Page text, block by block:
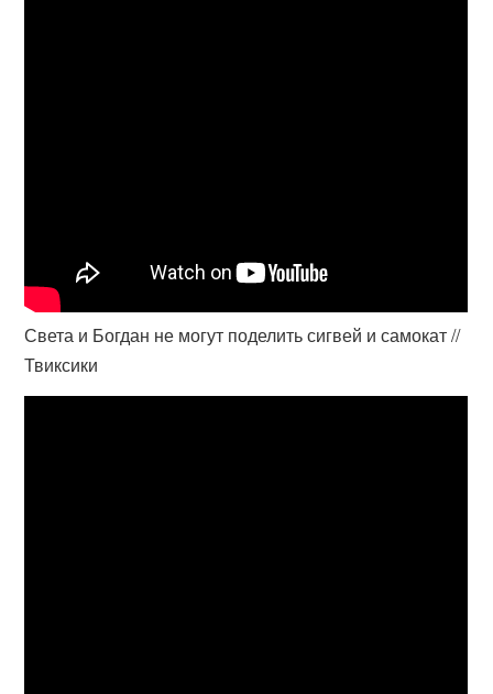
Света и Богдан не могут поделить сигвей и самокат //
Твиксики